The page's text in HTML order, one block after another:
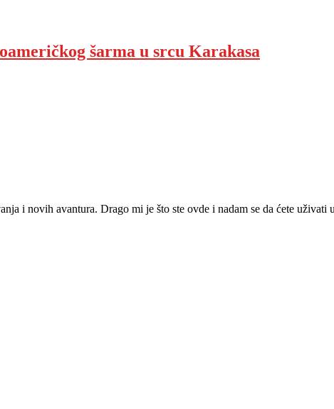
šarma u srcu Karakasa
i novih avantura. Drago mi je što ste ovde i nadam se da ćete